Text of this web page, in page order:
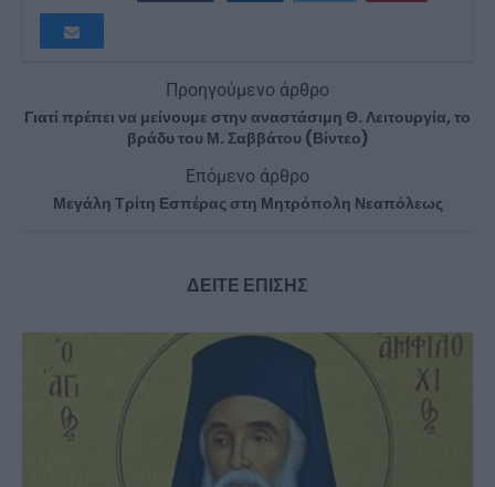
Προηγούμενο άρθρο
Γιατί πρέπει να μείνουμε στην αναστάσιμη Θ. Λειτουργία, το
βράδυ του Μ. Σαββάτου (Βίντεο)
Επόμενο άρθρο
Μεγάλη Τρίτη Εσπέρας στη Μητρόπολη Νεαπόλεως
ΔΕΙΤΕ ΕΠΙΣΗΣ